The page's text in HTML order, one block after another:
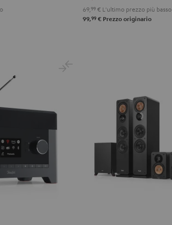
69, 99 € L'ultimo prezzo più basso
99,99 € Prezzo originario